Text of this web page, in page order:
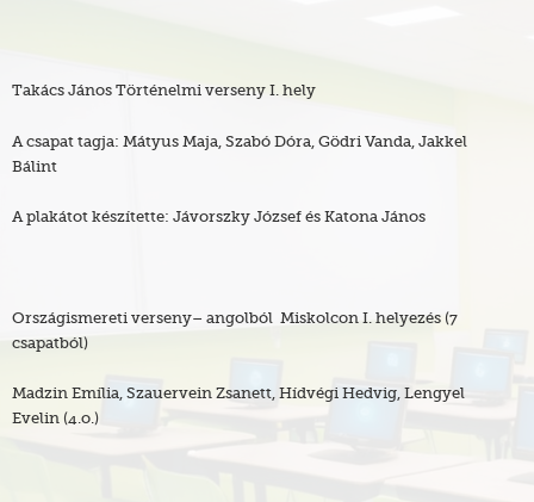
Takács János Történelmi verseny I. hely
A csapat tagja: Mátyus Maja, Szabó Dóra, Gödri Vanda, Jakkel
Bálint
A plakátot készítette: Jávorszky József és Katona János
Országismereti verseny– angolból Miskolcon I. helyezés (7
csapatból)
Madzin Emília, Szauervein Zsanett, Hídvégi Hedvig, Lengyel
Evelin (4.o.)